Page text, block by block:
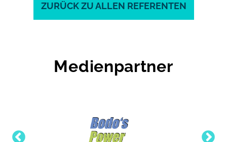
ZURÜCK ZU ALLEN REFERENTEN
Medienpartner